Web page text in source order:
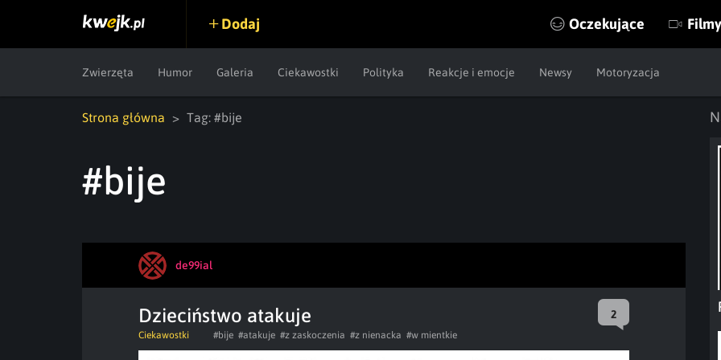
Dodaj Oczekujące Filmy
Zwierzęta Humor Galeria Ciekawostki Polityka Reakcje i emocje Newsy Motoryzacja
Strona główna Tag: #bije
#bije
de99ial
Dzieciństwo atakuje 2
Ciekawostki #bije #atakuje #z zaskoczenia #z nienacka #w mientkie